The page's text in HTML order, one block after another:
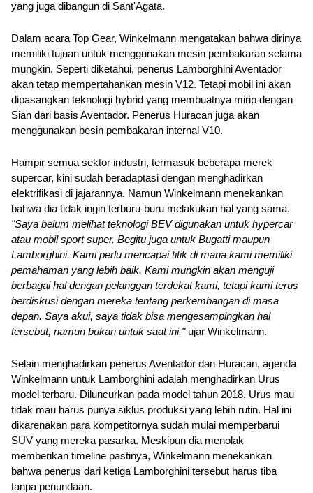
yang juga dibangun di Sant'Agata.
Dalam acara Top Gear, Winkelmann mengatakan bahwa dirinya
memiliki tujuan untuk menggunakan mesin pembakaran selama
mungkin. Seperti diketahui, penerus Lamborghini Aventador
akan tetap mempertahankan mesin V12. Tetapi mobil ini akan
dipasangkan teknologi hybrid yang membuatnya mirip dengan
Sian dari basis Aventador. Penerus Huracan juga akan
menggunakan besin pembakaran internal V10.
Hampir semua sektor industri, termasuk beberapa merek
supercar, kini sudah beradaptasi dengan menghadirkan
elektrifikasi di jajarannya. Namun Winkelmann menekankan
"Saya belum melihat teknologi BEV digunakan untuk hypercar
atau mobil sport super. Begitu juga untuk Bugatti maupun
Lamborghini. Kami perlu mencapai titik di mana kami memiliki
pemahaman yang lebih baik. Kami mungkin akan menguji
berbagai hal dengan pelanggan terdekat kami, tetapi kami terus
berdiskusi dengan mereka tentang perkembangan di masa
depan. Saya akui, saya tidak bisa mengesampingkan hal
tersebut, namun bukan untuk saat ini." ujar Winkelmann.
Selain menghadirkan penerus Aventador dan Huracan, agenda
Winkelmann untuk Lamborghini adalah menghadirkan Urus
model terbaru. Diluncurkan pada model tahun 2018, Urus mau
tidak mau harus punya siklus produksi yang lebih rutin. Hal ini
dikarenakan para kompetitornya sudah mulai memperbarui
SUV yang mereka pasarka. Meskipun dia menolak
memberikan timeline pastinya, Winkelmann menekankan
bahwa penerus dari ketiga Lamborghini tersebut harus tiba
tanpa penundaan.